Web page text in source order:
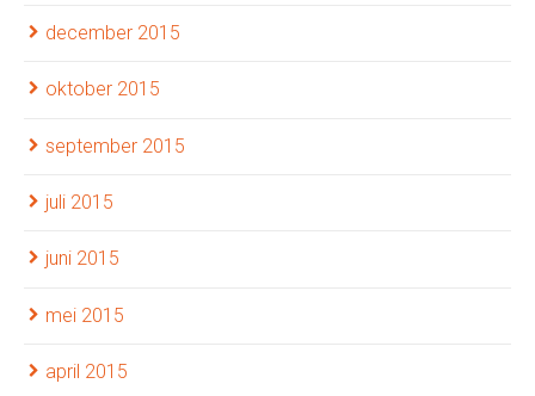
december 2015
oktober 2015
september 2015
juli 2015
juni 2015
mei 2015
april 2015